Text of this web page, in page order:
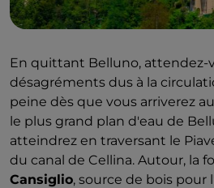
En quittant Belluno, attendez-
désagréments dus à la
peine dès que vous arriverez
le plus grand plan d'eau de
atteindrez en traversant le
du canal de Cellina. Autour, la
Cansiglio, source de bois pour